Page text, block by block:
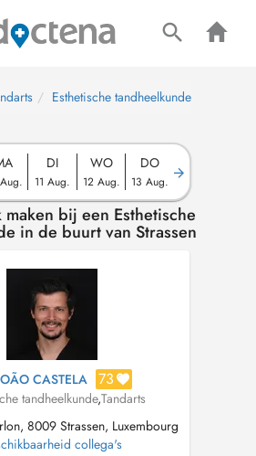
Esthetische tandheelkunde
DI
11 Aug.
WO
12 Aug.
DO
13 Aug.
maken bij een Esthetische
in de buurt van Strassen
CASTELA 73
tandheelkunde,Tandarts
8009 Strassen, Luxembourg
collega's